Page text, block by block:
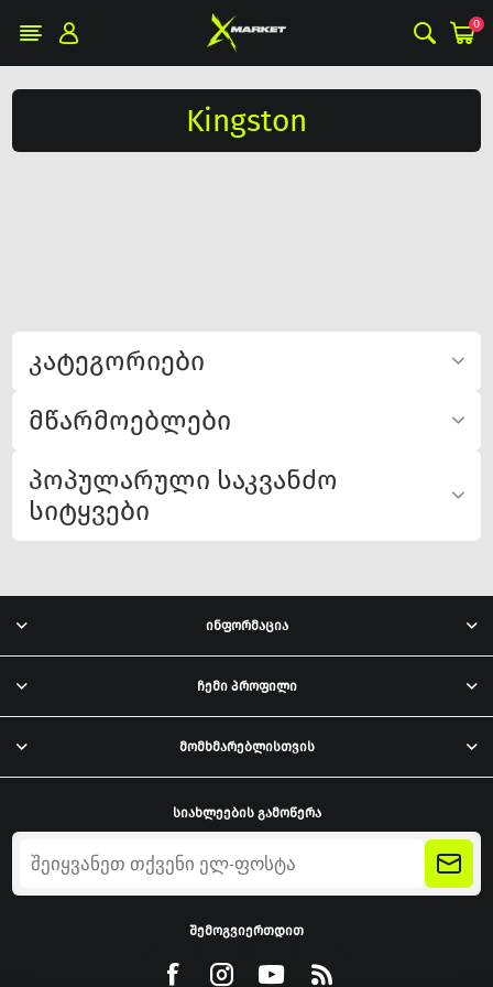
0
კატეგორიები
მწარმოებლები
პოპულარული საკვანძო
სიტყვები
Kingston
ინფორმაცია
ჩემი პროფილი
მომხმარებლისთვის
სიახლეების გამოწერა
შემოგვიერთდით